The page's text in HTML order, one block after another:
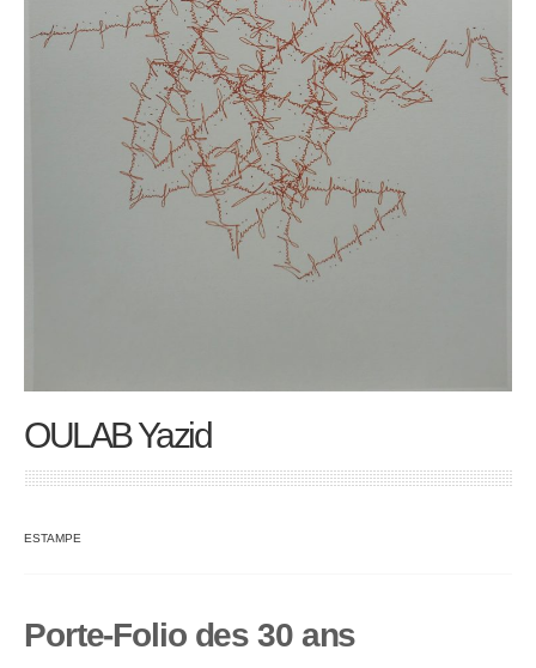
OULAB Yazid
ESTAMPE
Porte-Folio des 30 ans